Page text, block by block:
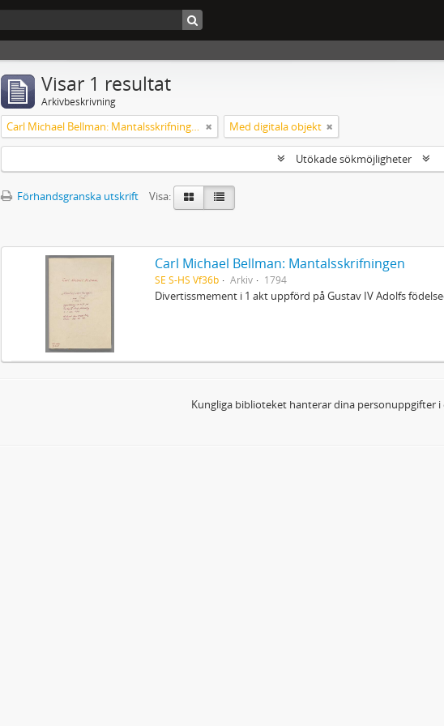
Visar 1 resultat
Arkivbeskrivning
Carl Michael Bellman: Mantalsskrifningen Med digitala objekt
Utökade sökmöjligheter
Förhandsgranska utskrift
Visa:
Carl Michael Bellman: Mantalsskrifningen
SE S-HS Vf36b Arkiv 1794
Divertissmement i 1 akt uppförd på Gustav IV Adolfs
Kungliga biblioteket hanterar dina personuppgifter i